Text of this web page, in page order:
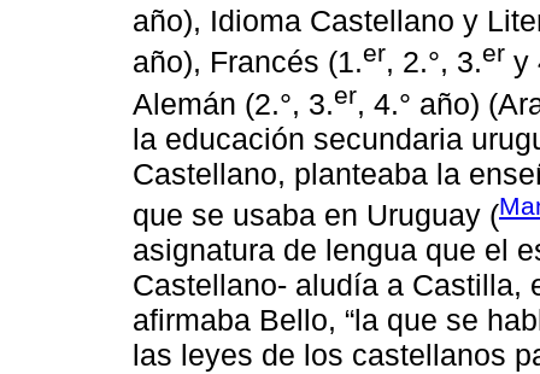
año), Idioma Castellano y
año), Francés (1.er, 2.°, 3.er y
Alemán (2.°, 3.er, 4.° año)
la educación secundaria
Castellano, planteaba la
que se usaba en Uruguay (
asignatura de lengua que el
Castellano- aludía a Castilla,
afirmaba Bello, “la que se
las leyes de los castellanos